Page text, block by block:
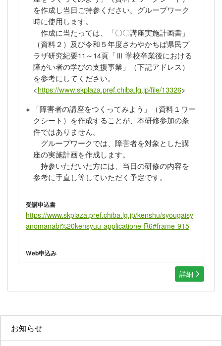
お知らせ
を作成し当日ご持参ください。グループワーク
時に使用します。
作成に当たっては、「〇〇講座実施計画書」
（資料２）及び令和５年度さわやかちば県民プ
ラザ研究紀要11 ～14頁「Ⅲ 学校卒業後における
障がい者の学びの支援事業」（下記アドレス）
を参考にしてください。
<https://www.skplaza.pref.chiba.lg.jp/file/13326>
※
「障害者の講座をつくってみよう」（資料１ワー
クシート） を作成することが、本研修参加の条
件ではありません。
グループワークでは、障害者を対象とした講
座の実施計画を作成します。
持参いただいた方には、当日の研修の内容を
参考に手直し等していただく予定です。
受講申込書
https://www.skplaza.pref.chiba.lg.jp/kenshu/syougaisy
anomanabi%20kensyuu-applicatione-R6#frame-915
Web申込み
詳細